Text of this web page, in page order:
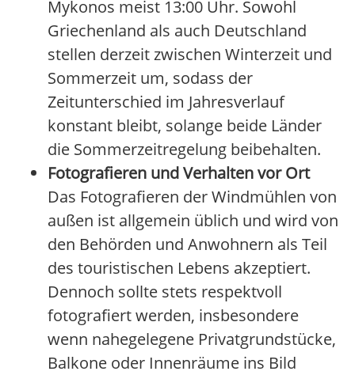
Mykonos meist 13:00 Uhr. Sowohl
Griechenland als auch Deutschland
stellen derzeit zwischen Winterzeit und
Sommerzeit um, sodass der
Zeitunterschied im Jahresverlauf
konstant bleibt, solange beide Länder
die Sommerzeitregelung beibehalten.
Fotografieren und Verhalten vor Ort
Das Fotografieren der Windmühlen von
außen ist allgemein üblich und wird von
den Behörden und Anwohnern als Teil
des touristischen Lebens akzeptiert.
Dennoch sollte stets respektvoll
fotografiert werden, insbesondere
wenn nahegelegene Privatgrundstücke,
Balkone oder Innenräume ins Bild